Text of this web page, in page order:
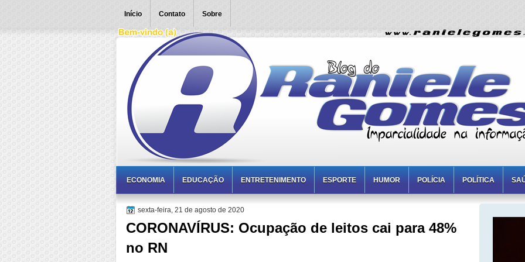
Início Contato Sobre
ECONOMIA EDUCAÇÃO ENTRETENIMENTO ESPORTE HUMOR POLÍCIA POLÍTICA
sexta-feira, 21 de agosto de 2020
CORONAVÍRUS: Ocupação de leitos cai para 48%
no RN